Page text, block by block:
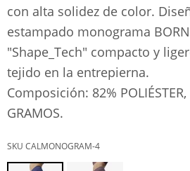
con alta solidez de color.
estampado monograma
"Shape_Tech" compacto y
tejido en la entrepierna.
Composición: 82%
GRAMOS.
CALMONOGRAM-4